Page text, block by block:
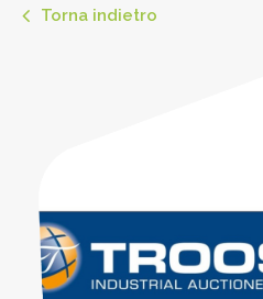
Torna indietro